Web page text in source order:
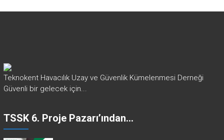
Teknokent Havacılık Uzay ve Güvenlik Kümelenmesi Derneği
Güvenli bir gelecek için...
TSSK 6. Proje Pazarı’ından…